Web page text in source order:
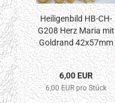
Heiligenbild HB-CH-
G208 Herz Maria mit
Goldrand 42x57mm
6,00 EUR
6,00 EUR pro Stück